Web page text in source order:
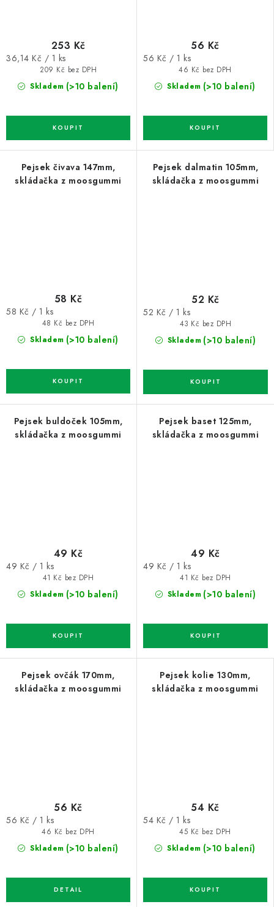
Skladem (>10 balení)
209 Kč bez DPH
253 Kč
Měrná
36,14 Kč / 1 ks
Skladem (>10 balení)
46 Kč bez DPH
56 Kč
Měrná
56 Kč / 1 ks
Pejsek čivava 147mm,
skládačka z moosgummi
Skladem (>10 balení)
48 Kč bez DPH
58 Kč
Měrná
58 Kč / 1 ks
Pejsek dalmatin 105mm,
skládačka z moosgummi
Skladem (>10 balení)
43 Kč bez DPH
52 Kč
Měrná
52 Kč / 1 ks
Pejsek buldoček 105mm,
skládačka z moosgummi
Skladem (>10 balení)
41 Kč bez DPH
49 Kč
Měrná
49 Kč / 1 ks
Pejsek baset 125mm,
skládačka z moosgummi
Skladem (>10 balení)
41 Kč bez DPH
49 Kč
Měrná
49 Kč / 1 ks
Pejsek ovčák 170mm,
skládačka z moosgummi
Skladem (>10 balení)
46 Kč bez DPH
56 Kč
Měrná
56 Kč / 1 ks
Pejsek kolie 130mm,
skládačka z moosgummi
Skladem (>10 balení)
45 Kč bez DPH
54 Kč
Měrná
54 Kč / 1 ks